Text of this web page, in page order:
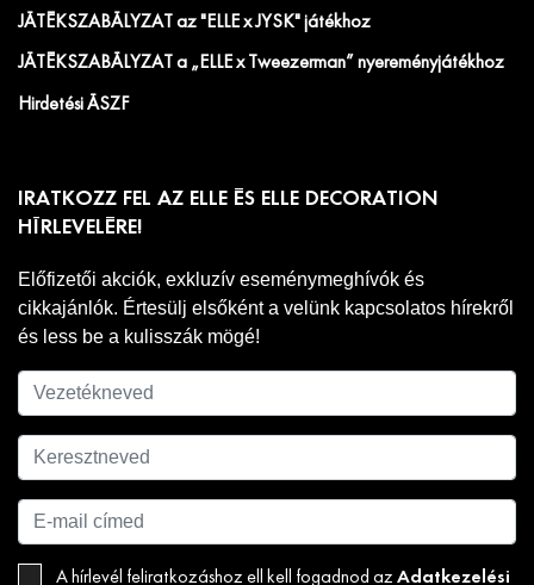
JÁTÉKSZABÁLYZAT az "ELLE x JYSK" játékhoz
JÁTÉKSZABÁLYZAT a „ELLE x Tweezerman” nyereményjátékhoz
Hirdetési ÁSZF
IRATKOZZ FEL AZ ELLE ÉS ELLE DECORATION
HÍRLEVELÉRE!
Előfizetői akciók, exkluzív eseménymeghívók és
cikkajánlók. Értesülj elsőként a velünk kapcsolatos hírekről
és less be a kulisszák mögé!
A hírlevél feliratkozáshoz ell kell fogadnod az Adatkezelési